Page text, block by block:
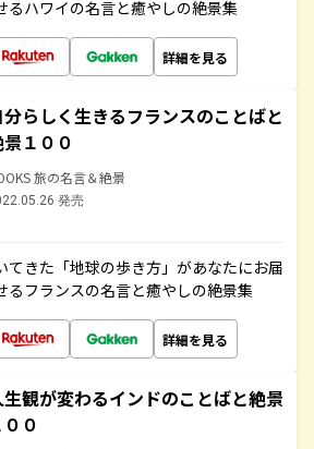
るハワイの名言と癒やしの絶景集
詳細を見る
分らしく生きるフランスのことばと
１００
旅の名言＆絶景
発売
てきた「地球の歩き方」があなたにお届
るフランスの名言と癒やしの絶景集
詳細を見る
観が変わるインドのことばと絶景
００